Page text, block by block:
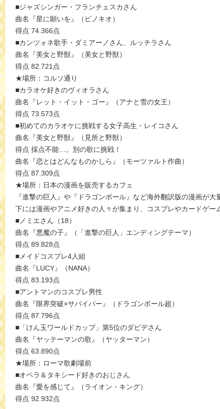
■ジャズシンガー・フランチェスカさん
曲名『星に願いを』（ピノキオ）
得点 74.366点
■カンツォネ歌手・ダミアーノさん、ルッチラさん
曲名『美女と野獣』（美女と野獣）
得点 82.721点
★場所：コルソ通り
■カラオケ好きのヴィオラさん
曲名『レット・イット・ゴー』（アナと雪の女王）
得点 73.573点
■初めてのカラオケに挑戦する女子高生・レイコさん
曲名『美女と野獣』（見所と野獣）
得点 採点不能…。別の歌に挑戦！
曲名『恋とはどんなものかしら』（モーツァルト作曲）
得点 87.309点
★場所：日本の漫画を販売するカフェ
『進撃の巨人』や『ドラゴンボール』など海外翻訳版の漫画が大
下には漫画やアニメ好きの人々が集まり、コスプレやカードゲー
■ノミエさん（18）
曲名『悪魔の子』（「進撃の巨人」エンディングテーマ）
得点 89.828点
■メイドコスプレ4人組
曲名『LUCY』（NANA）
得点 83.193点
■アントマンのコスプレ男性
曲名『限界突破×サバイバー』（ドラゴンボール超）
得点 87.796点
■「けん玉ワールドカップ」第5位のダビデさん
曲名『ヤッテーマンの歌』（ヤッターマン）
得点 63.890点
★場所：ローマ歌劇場前
■オペラ＆タキシード好きのおじさん
曲名『愛を感じて』（ライオン・キング）
得点 92.932点